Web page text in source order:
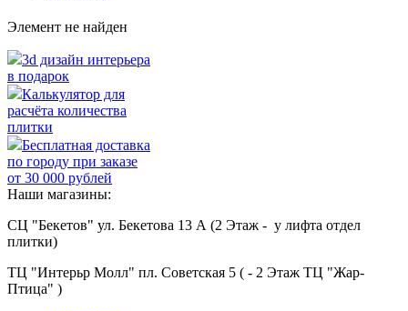
Элемент не найден
3d дизайн интерьера
в подарок
Калькулятор для
расчёта количества
плитки
Бесплатная доставка
по городу при заказе
от 30 000 рублей
Наши магазины:
СЦ "Бекетов" ул. Бекетова 13 А (2 Этаж - у лифта отдел
плитки)
ТЦ "Интерьр Молл" пл. Советская 5 ( - 2 Этаж ТЦ "Жар-
Птица" )